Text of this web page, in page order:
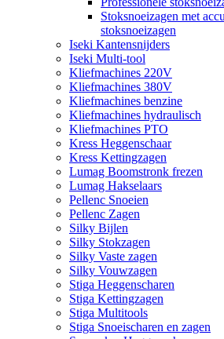
Stoksnoeizagen met
stoksnoeizagen
Iseki Kantensnijders
Iseki Multi-tool
Kliefmachines 220V
Kliefmachines 380V
Kliefmachines benzine
Kliefmachines hydraulisch
Kliefmachines PTO
Kress Heggenschaar
Kress Kettingzagen
Lumag Boomstronk frezen
Lumag Hakselaars
Pellenc Snoeien
Pellenc Zagen
Silky Bijlen
Silky Stokzagen
Silky Vaste zagen
Silky Vouwzagen
Stiga Heggenscharen
Stiga Kettingzagen
Stiga Multitools
Stiga Snoeischaren en zagen